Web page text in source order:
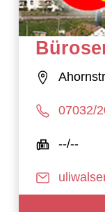
07032/
--/--